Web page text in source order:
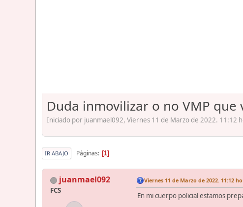
Duda inmovilizar o no VMP
Iniciado por juanmael092, Viernes 11 de Marzo de 2022. 11:12
IR ABAJO Páginas 1
juanmael092
FCS
Viernes 11 de Marzo de 2022. 11:12
En mi cuerpo policial estamos